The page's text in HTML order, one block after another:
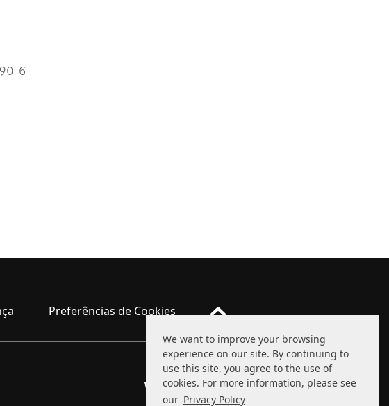
We want to improve your browsing
experience on our site. By continuing to
use this site, you agree to the use of
cookies. For more information, please see
our Privacy Policy
6
Preferências de Cookies
WhatsApp (11) 94111-1234